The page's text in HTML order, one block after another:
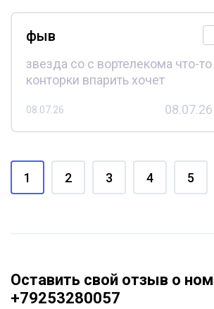
фыв
звезда со с вортелекома что-
конторки впарить хочет
08.07.26 08.07.26
1 2 3 4 5
Оставить свой отзыв о
+79253280057